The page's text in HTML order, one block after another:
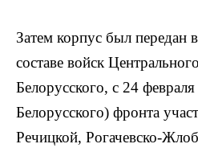
Затем корпус был
составе войск
Белорусского, с 24
Белорусского) фронта
Речицкой, Рогачевско-